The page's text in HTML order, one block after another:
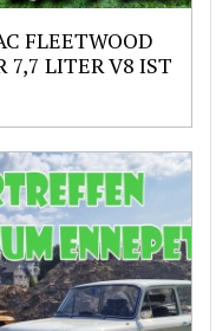
FLEETWOOD
7,7 LITER V8 IST